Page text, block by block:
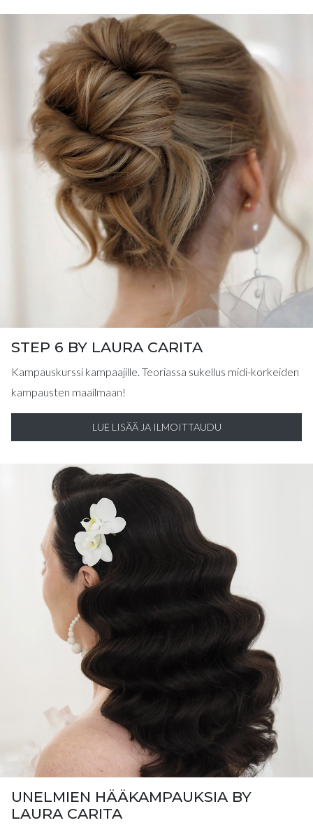
STEP 6 BY LAURA CARITA
Kampauskurssi kampaajille. Teoriassa sukellus midi-korkeiden
kampausten maailmaan!
LUE LISÄÄ JA ILMOITTAUDU
UNELMIEN HÄÄKAMPAUKSIA BY
LAURA CARITA